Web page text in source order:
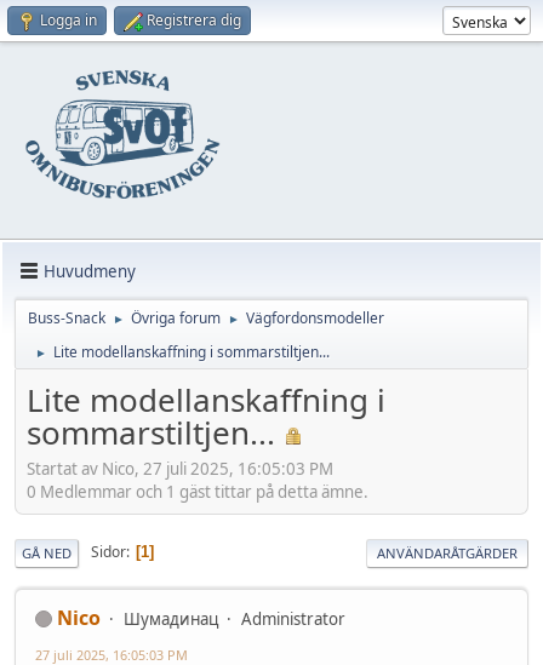
Logga in Registrera dig
Huvudmeny
Buss-Snack ► Övriga forum ► Vägfordonsmodeller
► Lite modellanskaffning i sommarstiltjen...
Lite modellanskaffning i
sommarstiltjen...
Startat av Nico, 27 juli 2025, 16:05:03 PM
0 Medlemmar och 1 gäst tittar på detta ämne.
GÅ NED Sidor 1 ANVÄNDARÅTGÄRDER
Nico Шумадинац Administrator
27 juli 2025, 16:05:03 PM